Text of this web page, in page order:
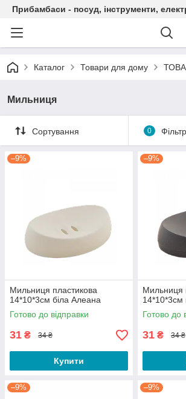
Прибамбаси - посуд, інструменти,
Каталог Товари для дому
Мильниця
Сортування 0
–9%
Мильниця пластикова
14*10*3см біла Алеана
Готово до відправки
31 ₴ 34 ₴
Купити
–9%
Мильниця
14*10*3см
Готово до
31 ₴ 34 ₴
–9% –9%